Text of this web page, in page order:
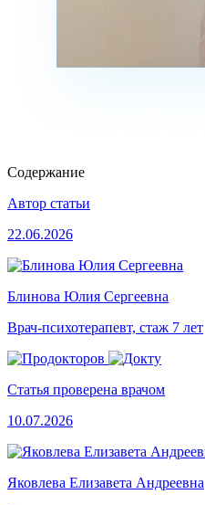
Содержание
Автор статьи
22.06.2026
Блинова Юлия Сергеевна
Врач-психотерапевт, стаж 7 лет
Статья проверена врачом
10.07.2026
Яковлева Елизавета Андреевна